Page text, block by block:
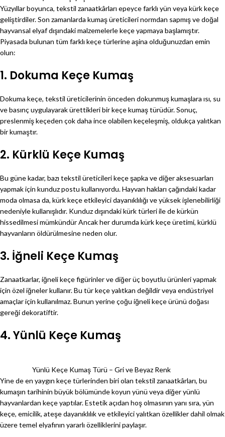
Yüzyıllar boyunca, tekstil zanaatkârları epeyce farklı yün veya kürk keçe
geliştirdiler. Son zamanlarda kumaş üreticileri normdan sapmış ve doğal
hayvansal elyaf dışındaki malzemelerle keçe yapmaya başlamıştır.
Piyasada bulunan tüm farklı keçe türlerine aşina olduğunuzdan emin
olun:
1. Dokuma Keçe Kumaş
Dokuma keçe, tekstil üreticilerinin önceden dokunmuş kumaşlara ısı, su
ve basınç uygulayarak ürettikleri bir keçe kumaş türüdür. Sonuç,
preslenmiş keçeden çok daha ince olabilen keçeleşmiş, oldukça yalıtkan
bir kumaştır.
2. Kürklü Keçe Kumaş
Bu güne kadar, bazı tekstil üreticileri keçe şapka ve diğer aksesuarları
yapmak için kunduz postu kullanıyordu. Hayvan hakları çağındaki kadar
moda olmasa da, kürk keçe etkileyici dayanıklılığı ve yüksek işlenebilirliği
nedeniyle kullanışlıdır. Kunduz dışındaki kürk türleri ile de kürkün
hissedilmesi mümkündür Ancak her durumda kürk keçe üretimi, kürklü
hayvanların öldürülmesine neden olur.
3. İğneli Keçe Kumaş
Zanaatkarlar, iğneli keçe figürinler ve diğer üç boyutlu ürünleri yapmak
için özel iğneler kullanır. Bu tür keçe yalıtkan değildir veya endüstriyel
amaçlar için kullanılmaz. Bunun yerine çoğu iğneli keçe ürünü doğası
gereği dekoratiftir.
4. Yünlü Keçe Kumaş
Yünlü Keçe Kumaş Türü – Gri ve Beyaz Renk
Yine de en yaygın keçe türlerinden biri olan tekstil zanaatkârları, bu
kumaşın tarihinin büyük bölümünde koyun yünü veya diğer yünlü
hayvanlardan keçe yaptılar. Estetik açıdan hoş olmasının yanı sıra, yün
keçe, emicilik, ateşe dayanıklılık ve etkileyici yalıtkan özellikler dahil olmak
üzere temel elyafının yararlı özelliklerini paylaşır.